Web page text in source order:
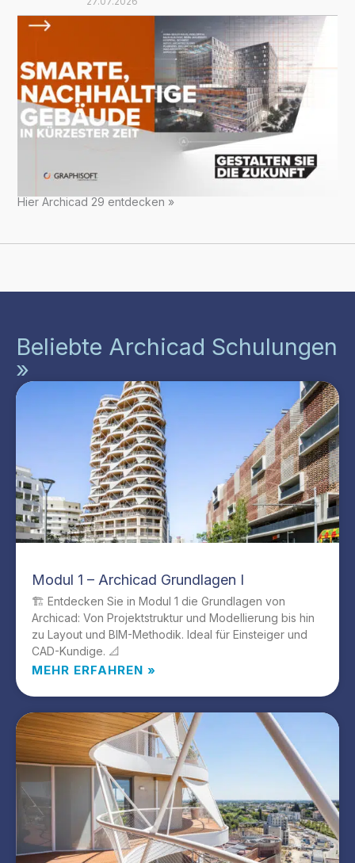
Hier Archicad 29 entdecken »
Beliebte Archicad Schulungen
»
Modul 1 – Archicad Grundlagen I
🏗️ Entdecken Sie in Modul 1 die Grundlagen von
Archicad: Von Projektstruktur und Modellierung bis hin
zu Layout und BIM-Methodik. Ideal für Einsteiger und
CAD-Kundige. 📐
MEHR ERFAHREN »